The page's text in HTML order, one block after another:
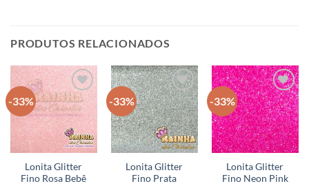
PRODUTOS RELACIONADOS
-33%
Lonita Glitter
Fino Rosa Bebê
-33%
Lonita Glitter
Fino Prata
-33%
Lonita Glitter
Fino Neon Pink